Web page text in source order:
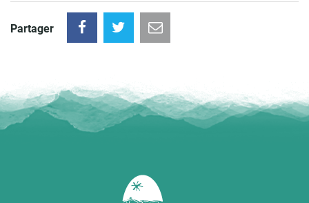
Partager